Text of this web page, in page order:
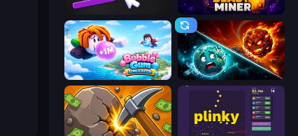
Pong Clicker Blast Miner
Bubble Gum Simulator PlanetCrush 2